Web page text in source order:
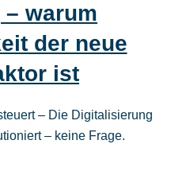
warum
der neue
ist
– Die Digitalisierung
– keine Frage.